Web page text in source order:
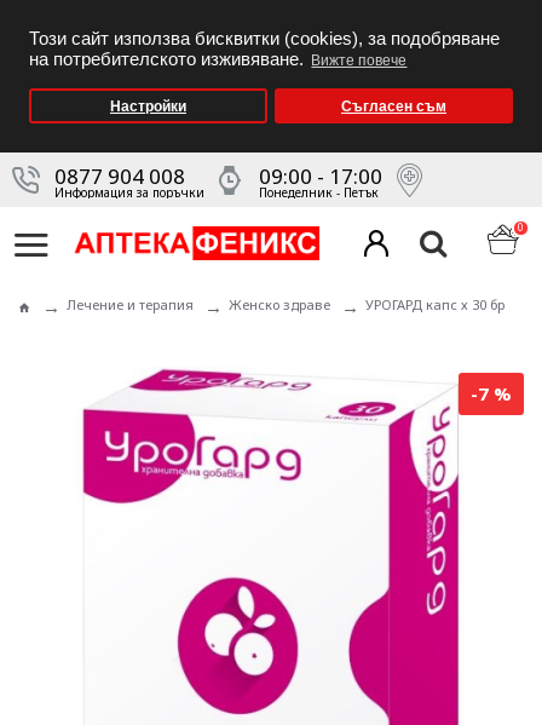
Този сайт използва бисквитки (cookies), за подобряване
на потребителското изживяване.
Вижте повече
Настройки Съгласен съм
0877 904 008
Информация за поръчки
09:00 - 17:00
Понеделник - Петък
0
Лечение и терапия Женско здраве УРОГАРД капс х 30 бр
-7 %